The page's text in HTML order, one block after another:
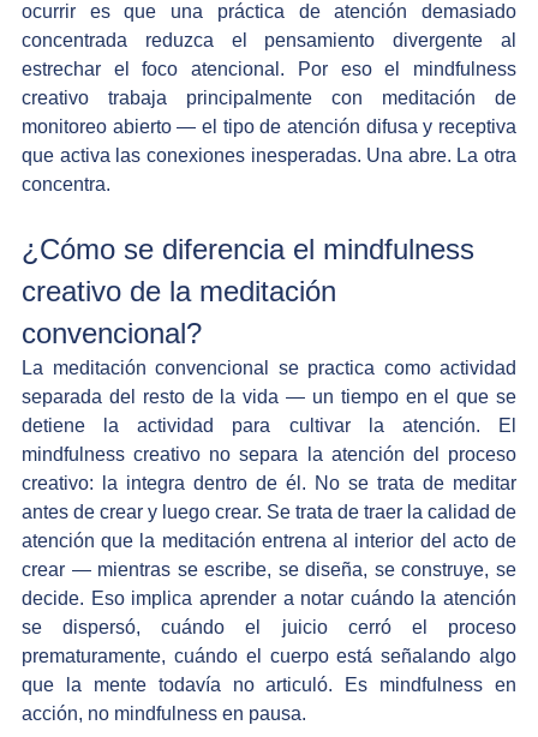
ocurrir es que una práctica de atención demasiado
concentrada reduzca el pensamiento divergente al
estrechar el foco atencional. Por eso el mindfulness
creativo trabaja principalmente con meditación de
monitoreo abierto — el tipo de atención difusa y receptiva
que activa las conexiones inesperadas. Una abre. La otra
concentra.
¿Cómo se diferencia el mindfulness
creativo de la meditación
convencional?
La meditación convencional se practica como actividad
separada del resto de la vida — un tiempo en el que se
detiene la actividad para cultivar la atención. El
mindfulness creativo no separa la atención del proceso
creativo: la integra dentro de él. No se trata de meditar
antes de crear y luego crear. Se trata de traer la calidad de
atención que la meditación entrena al interior del acto de
crear — mientras se escribe, se diseña, se construye, se
decide. Eso implica aprender a notar cuándo la atención
se dispersó, cuándo el juicio cerró el proceso
prematuramente, cuándo el cuerpo está señalando algo
que la mente todavía no articuló. Es mindfulness en
acción, no mindfulness en pausa.